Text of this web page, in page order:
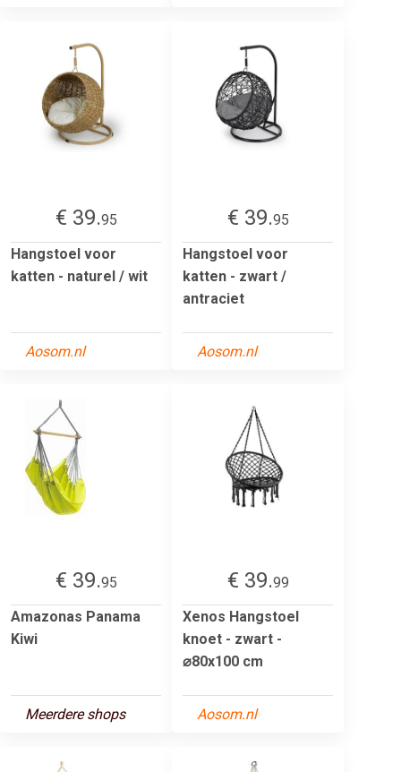
€ 39.95
Hangstoel voor
katten - naturel / wit
Aosom.nl
€ 39.95
Hangstoel voor
katten - zwart /
antraciet
Aosom.nl
€ 39.95
Amazonas Panama
Kiwi
Meerdere shops
€ 39.99
Xenos Hangstoel
knoet - zwart -
⌀80x100 cm
Aosom.nl